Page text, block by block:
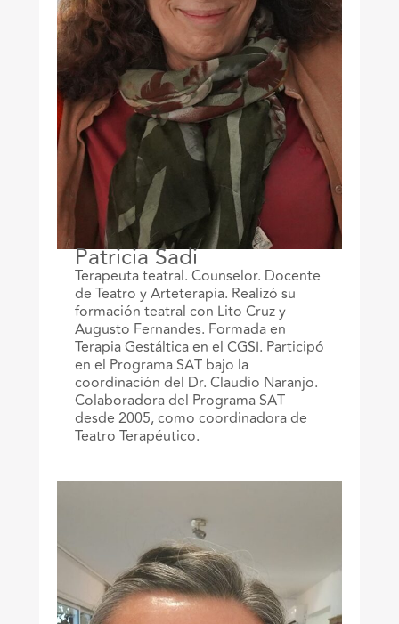
Patricia Sadi
Terapeuta teatral. Counselor. Docente
de Teatro y Arteterapia. Realizó su
formación teatral con Lito Cruz y
Augusto Fernandes. Formada en
Terapia Gestáltica en el CGSI. Participó
en el Programa SAT bajo la
coordinación del Dr. Claudio Naranjo.
Colaboradora del Programa SAT
desde 2005, como coordinadora de
Teatro Terapéutico.